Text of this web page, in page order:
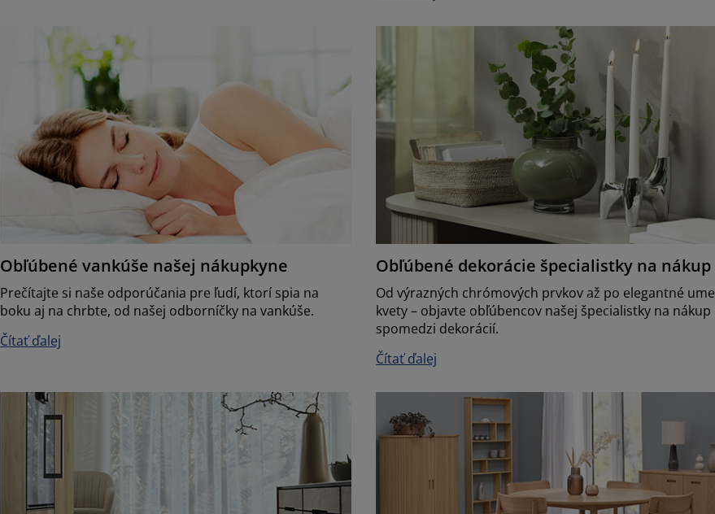
Obľúbené vankúše našej nákupkyne
Prečítajte si naše odporúčania pre ľudí, ktorí spia na
boku aj na chrbte, od našej odborníčky na vankúše.
Čítať ďalej
Obľúbené dekorácie špecialistky na nákup
Od výrazných chrómových prvkov až po elegantné
kvety – objavte obľúbencov našej špecialistky na nákup
spomedzi dekorácií.
Čítať ďalej